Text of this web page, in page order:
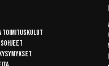
toimituskulut